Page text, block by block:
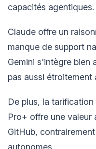
capacités agentiques.
Claude offre un
manque de support
Gemini s'intègre bien
pas aussi étroitement
De plus, la
Pro+ offre une valeur
GitHub,
autonomes.